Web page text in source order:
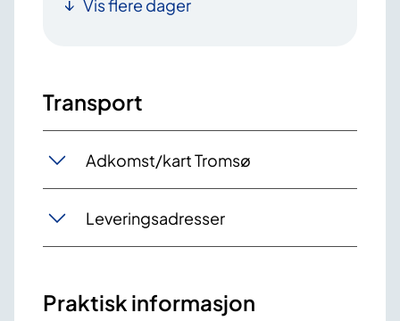
Vis flere dager
Transport
Adkomst/kart Tromsø
Leveringsadresser
Praktisk informasjon